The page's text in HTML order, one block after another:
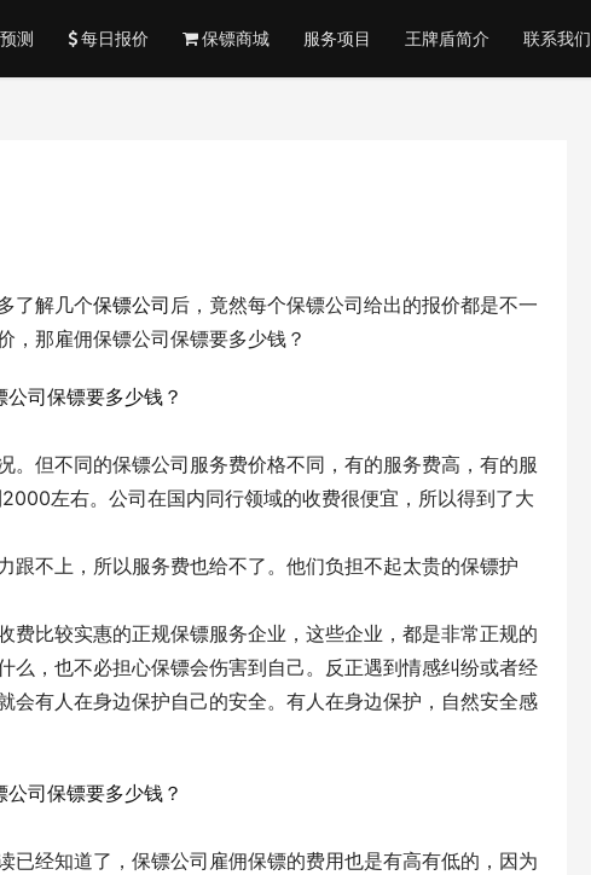
测 每日报价 保镖商城 服务项目 王牌盾简介 联系我们
了解几个保镖公司 后，竟然每个保镖公司给出的报价都是不一
，那雇佣保镖公司保镖要多少钱？
。但不同的保镖公司服务费价格不同，有的服务费高，有的服
左右。公司在国内同行领域的收费很便宜，所以得到了大
不上，所以服务费也给不了。他们负担不起太贵的保镖护
比较实惠的正规保镖服务企业，这些企业，都是非常正规的
么，也不必担心保镖会伤害到自己。反正遇到情感纠纷或者经
会有人在身边保护自己的安全。有人在身边保护，自然安全感
已经知道了，保镖公司雇佣保镖的费用也是有高有低的，因为